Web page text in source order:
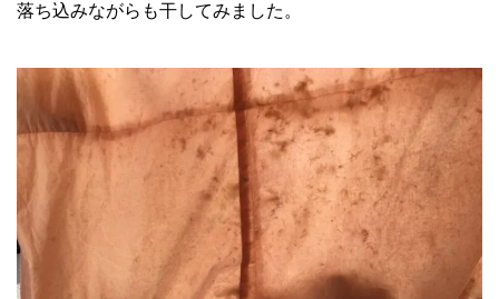
落ち込みながらも干してみました。